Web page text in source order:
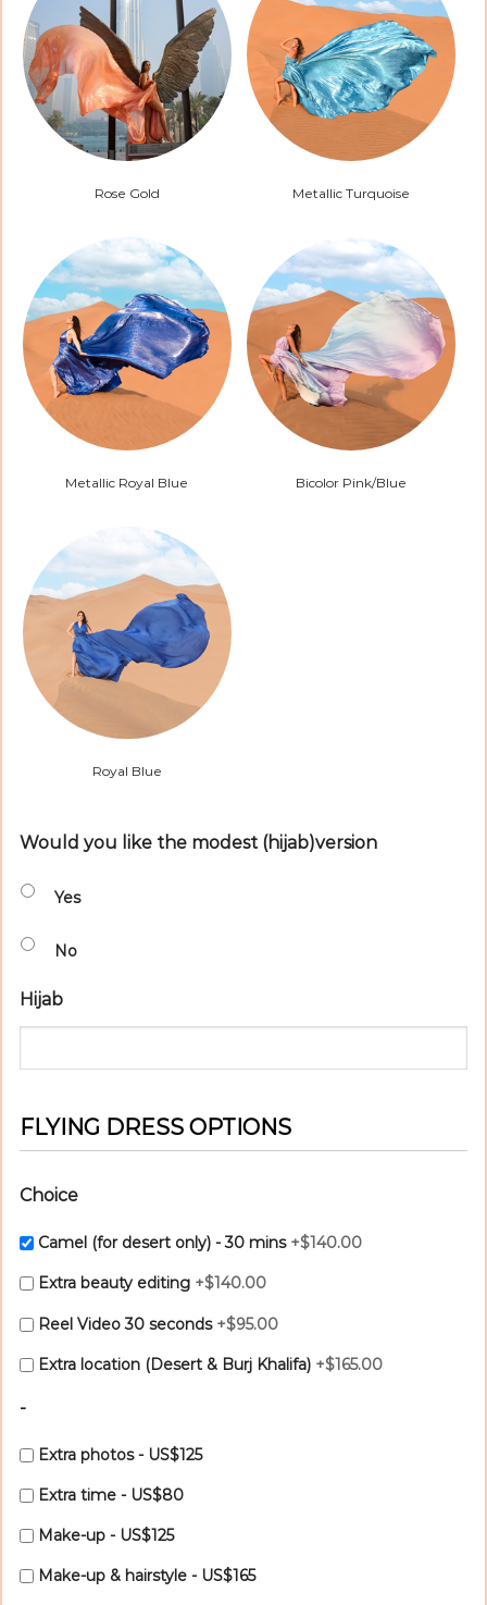
Rose Gold Metallic Turquoise
Metallic Royal Blue Bicolor Pink/Blue
Royal Blue
Would you like the modest (hijab)version
Yes
No
Hijab
FLYING DRESS OPTIONS
Choice
Camel (for desert only) - 30 mins+$140.00
Extra beauty editing +$140.00
Reel Video 30 seconds+$95.00
Extra location (Desert & Burj Khalifa) +$165.00
-
Extra photos - US$125
Extra time - US$80
Make-up - US$125
Make-up & hairstyle - US$165